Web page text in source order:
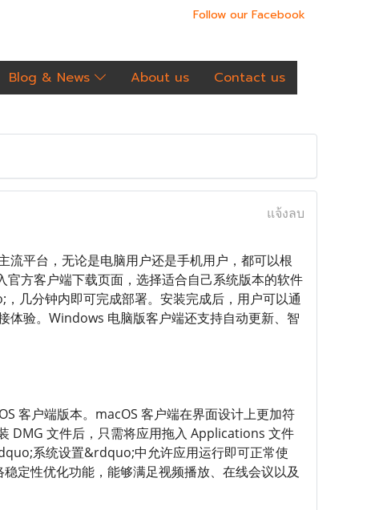
Follow our Facebook
Blog & News About us Contact us
แจ้งลบ
平台，无论是电脑用户还是手机用户，都可以根
方客户端下载页面，选择适合自己系统版本的软件
几分钟内即可完成部署。安装完成后，用户可以通
体验。Windows 电脑版客户端还支持自动更新、智
客户端版本。macOS 客户端在界面设计上更加符
DMG 文件后，只需将应用拖入 Applications 文件
系统设置&rdquo;中允许应用运行即可正常使
定性优化功能，能够满足视频播放、在线会议以及